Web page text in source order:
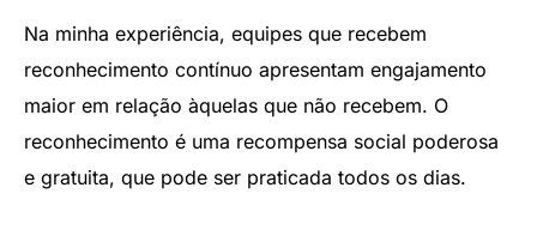
Na minha experiência, equipes que recebem
reconhecimento contínuo apresentam engajamento
maior em relação àquelas que não recebem. O
reconhecimento é uma recompensa social poderosa
e gratuita, que pode ser praticada todos os dias.